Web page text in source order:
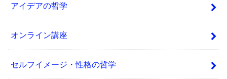
アイデアの哲学
オンライン講座
セルフイメージ・性格の哲学